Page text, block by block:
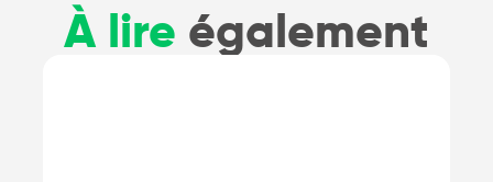
À lire également